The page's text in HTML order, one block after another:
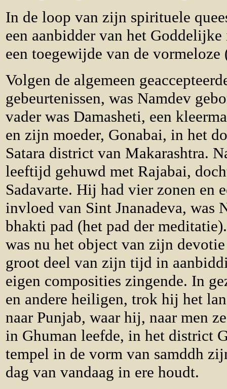
In de loop van zijn spirituele
een aanbidder van het
een toegewijde van de
Volgen de algemeen
gebeurtenissen, was Namdev
vader was Damasheti, een
en zijn moeder, Gonabai, in het
Satara district van Makarashtra.
leeftijd gehuwd met Rajabai,
Sadavarte. Hij had vier zonen en
invloed van Sint Jnanadeva, was
bhakti pad (het pad der
was nu het object van zijn
groot deel van zijn tijd in
eigen composities zingende. In
en andere heiligen, trok hij het
naar Punjab, waar hij, naar men
in Ghuman leefde, in het district
tempel in de vorm van samddh
dag van vandaag in ere houdt.